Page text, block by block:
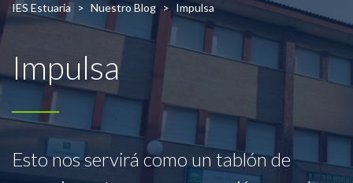
IES Estuaria > Nuestro Blog > Impulsa
Impulsa
Esto nos servirá como un tablón de